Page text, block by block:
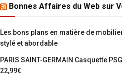
Bonnes Affaires du Web sur
Les bons plans en matière de
stylé et abordable
PARIS SAINT-GERMAIN Casquette
22,99€